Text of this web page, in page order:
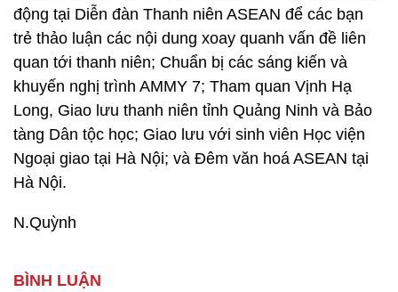
động tại Diễn đàn Thanh niên ASEAN để các bạn
trẻ thảo luận các nội dung xoay quanh vấn đề liên
quan tới thanh niên; Chuẩn bị các sáng kiến và
khuyến nghị trình AMMY 7; Tham quan Vịnh Hạ
Long, Giao lưu thanh niên tỉnh Quảng Ninh và Bảo
tàng Dân tộc học; Giao lưu với sinh viên Học viện
Ngoại giao tại Hà Nội; và Đêm văn hoá ASEAN tại
Hà Nội.
N.Quỳnh